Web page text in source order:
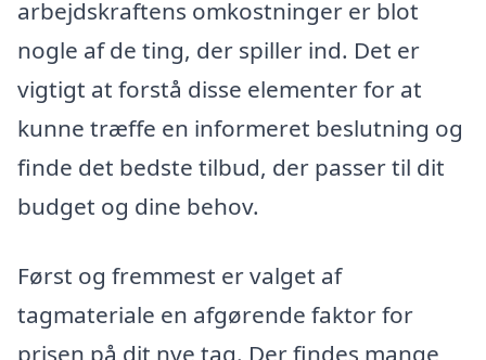
arbejdskraftens omkostninger er blot
nogle af de ting, der spiller ind. Det er
vigtigt at forstå disse elementer for at
kunne træffe en informeret beslutning og
finde det bedste tilbud, der passer til dit
budget og dine behov.
Først og fremmest er valget af
tagmateriale en afgørende faktor for
prisen på dit nye tag. Der findes mange